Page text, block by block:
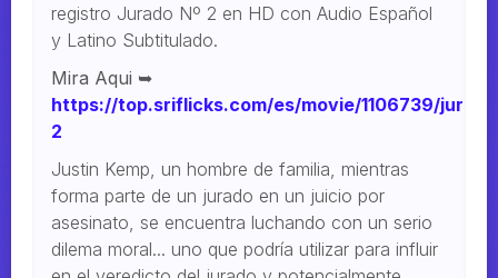
registro Jurado Nº 2 en HD con Audio Español
y Latino Subtitulado.
Mira Aqui ➥
https://top.sriflicks.com/es/movie/1106739/
2
Justin Kemp, un hombre de familia, mientras
forma parte de un jurado en un juicio por
asesinato, se encuentra luchando con un serio
dilema moral... uno que podría utilizar para influir